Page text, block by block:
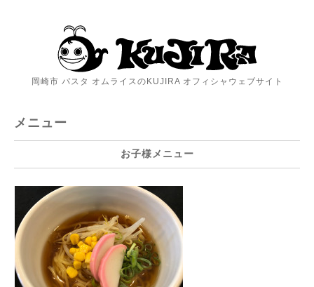
岡崎市 パスタ オムライスのKUJIRA オフィシャウェブサイト
メニュー
お子様メニュー